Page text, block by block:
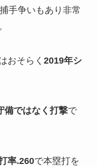
手争いもあり非常
おそらく 2019年シ
備ではなく打撃で
率.260で本塁打を